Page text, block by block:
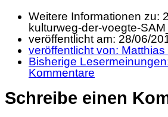
Weitere Informationen zu:
kulturweg-der-voegte-
veröffentlicht am: 28/06/
veröffentlicht von: Matthias
Bisherige
Kommentare
Schreibe einen